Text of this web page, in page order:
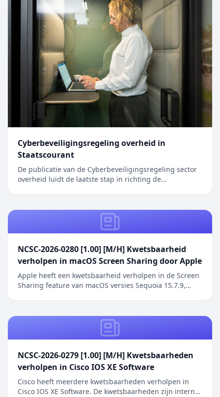
Cyberbeveiligingsregeling overheid in
Staatscourant
De publicatie van de Cyberbeveiligingsregeling sector
overheid luidt de laatste stap in richting de
Staatscourant verscheen eerst op Digitale Overheid.
NCSC-2026-0280 [1.00] [M/H] Kwetsbaarheid
verholpen in macOS Screen Sharing door Apple
Apple heeft een kwetsbaarheid verholpen in de Screen
Sharing feature van macOS versies Sequoia 15.7.9,
Sharing functionaliteit waarbij netwerkaanvallers
toegang kunnen verkrijgen zonder geldige
NCSC-2026-0279 [1.00] [M/H] Kwetsbaarheden
verholpen in Cisco IOS XE Software
Cisco heeft meerdere kwetsbaarheden verholpen in
Cisco IOS XE Software. De kwetsbaarheden zijn intern